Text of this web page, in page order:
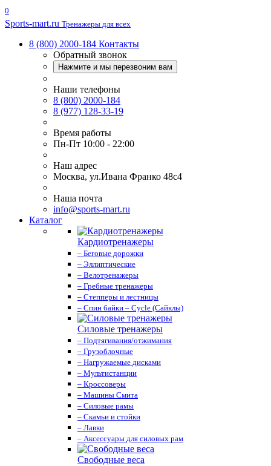
0
Sports-mart.ru Тренажеры для всех
8 (800) 2000-184 Контакты
Обратный звонок
Нажмите и мы перезвоним вам
Наши телефоны
8 (800) 2000-184
8 (977) 128-33-19
Время работы
Пн-Пт 10:00 - 22:00
Наш адрес
Москва, ул.Ивана Франко 48с4
Наша почта
info@sports-mart.ru
Каталог
Кардиотренажеры
– Беговые дорожки
– Эллиптические
– Велотренажеры
– Гребные тренажеры
– Степперы и лестницы
– Спин байки – Cycle (Сайклы)
Силовые тренажеры
– Подтягивания/отжимания
– Грузоблочные
– Нагружаемые дисками
– Мультистанции
– Кроссоверы
– Машины Смита
– Силовые рамы
– Скамьи и стойки
– Лавки
– Аксессуары для силовых рам
Свободные веса